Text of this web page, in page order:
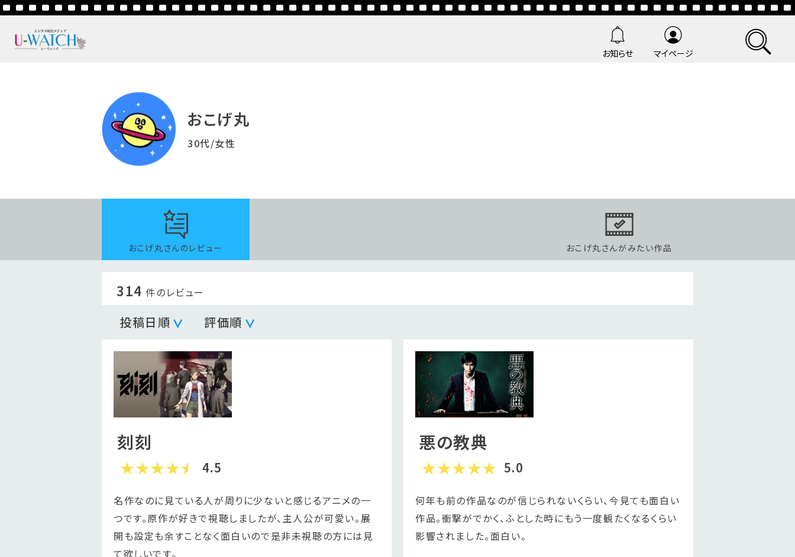
お知らせ マイページ
おこげ丸
30代/女性
おこげ丸さんのレビュー おこげ丸さんがみたい作品
314 件のレビュー
投稿日順 評価順
刻刻
4.5
名作なのに見ている人が周りに少ないと感じるアニメの一
つです。原作が好きで視聴しましたが、主人公が可愛い。展
開も設定も余すことなく面白いので是非未視聴の方には見
て欲しいです。
悪の教典
5.0
何年も前の作品なのが信じられないくらい、今見ても面白い
作品。衝撃がでかく、ふとした時にもう一度観たくなるくらい
影響されました。面白い。